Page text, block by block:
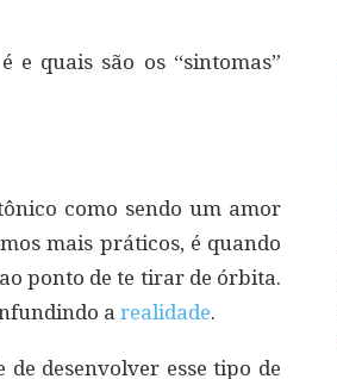
e quais são os “sintomas”
como sendo um amor
mais práticos, é quando
ponto de te tirar de órbita.
a realidade.
desenvolver esse tipo de